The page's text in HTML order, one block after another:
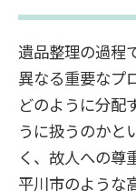
遺品整理の過程
異なる重要なプ
どのように分配
うに扱うのかと
く、故人への尊
平川市のような